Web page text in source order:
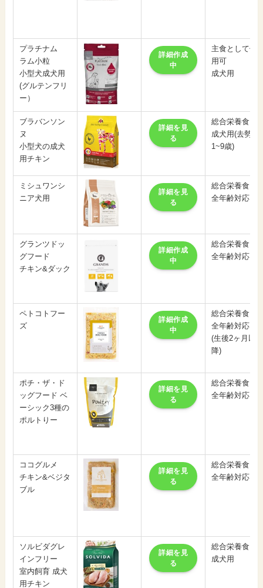
プラチナム
ラム小粒
小型犬成犬用
(グルテンフリ
ー）
詳細作成
中
主食として使
用可
成犬用
ブラバンソン
ヌ
小型犬の成犬
用チキン
詳細を見
る
総合栄養食
成犬用(去勢後
1~9歳)
ミシュワンシ
ニア犬用
詳細を見
る
総合栄養食
全年齢対応
グランツドッ
グフード
チキン&ダック
詳細作成
中
総合栄養食
全年齢対応
ペトコトフー
ズ
詳細作成
中
総合栄養食
全年齢対応
(生後2ヶ月以
降)
ポチ・ザ・ド
ッグフード ベ
ーシック3種の
ポルトりー
詳細を見
る
総合栄養食
全年齢対応
ココグルメ
チキン&ベジタ
ブル
詳細を見
る
総合栄養食
全年齢対応
ソルビダグレ
インフリー
室内飼育 成犬
用チキン
詳細を見
る
総合栄養食
成犬用